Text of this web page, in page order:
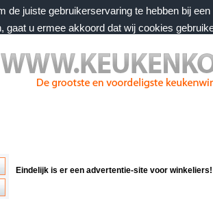
de juiste gebruikerservaring te hebben bij
gaat u ermee akkoord dat wij cookies
2026, 15:39 uur
Eindelijk is er een advertentie-site voor